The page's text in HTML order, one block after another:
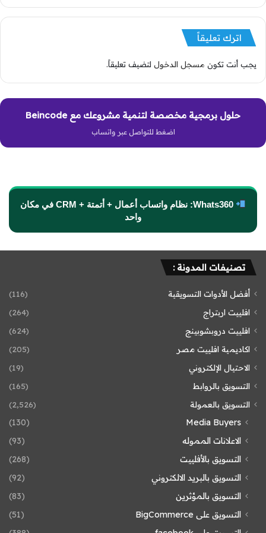
اترك تعليقاً
يجب أنت تكون مسجل الدخول لتضيف تعليقاً.
حلول برمجية مخصصة لتنمية مشروعك مع Beincode
اضغط للتواصل عبر واتساب
Whats360: نظام واتساب أعمال + أتمتة + CRM في مكان
واحد
تصنيفات المدونة :
أفضل الأدوات التسويقية
(116)
افلييت اربتراج
(264)
افلييت دروبشوبينج
(624)
اكاديمية افلييت مصر
(205)
الاحتيال الإلكتروني
(19)
التسويق بالروابط
(165)
التسويق بالعمولة
(2٬526)
Media Buyers
(130)
الاعلانات المموله
(93)
التسويق بالأفلييت
(268)
التسويق بالبريد الالكتروني
(92)
التسويق بالمؤثرين
(83)
التسويق على BigCommerce
(51)